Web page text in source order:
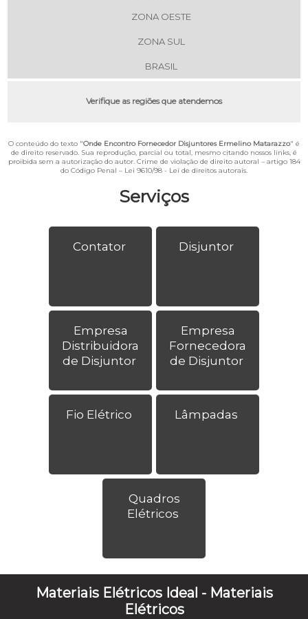
Serviços
Contator Disjuntor
Empresa
Distribuidora
de Disjuntor
Empresa
Fornecedora
de Disjuntor
Fio Elétrico Lâmpadas
Quadros
Elétricos
ZONA OESTE
ZONA SUL
BRASIL
Verifique as regiões que atendemos
O conteúdo do texto "Onde Encontro Fornecedor Disjuntores Ermelino Matarazzo" é
de direito reservado. Sua reprodução, parcial ou total, mesmo citando nossos links, é
proibida sem a autorização do autor. Crime de violação de direito autoral – artigo 184
do Código Penal – Lei 9610/98 - Lei de direitos autorais.
Materiais Elétricos Ideal - Materiais
Elétricos